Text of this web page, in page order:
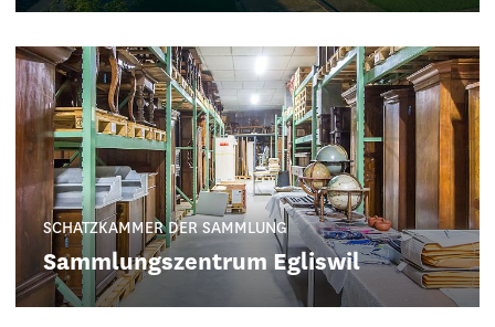
SCHATZKAMMER DER SAMMLUNG
Sammlungszentrum Egliswil
GLAUBE, MACHT, WISSEN
Klosterhalbinsel Wettingen